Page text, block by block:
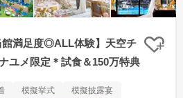
館満足度◎ALL体験】天空チ
ユメ限定＊試食＆150万特典
クリ
模擬挙式
模擬披露宴